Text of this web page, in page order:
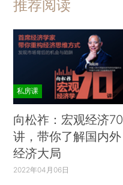
推荐阅读
私房课
向松祚：宏观经济70
讲，带你了解国内外
经济大局
2022年04月06日